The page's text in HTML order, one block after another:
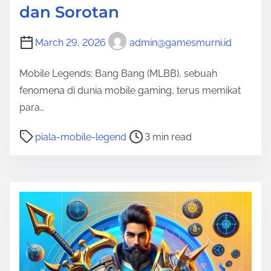
dan Sorotan
March 29, 2026 admin@gamesmurni.id
Mobile Legends: Bang Bang (MLBB), sebuah
fenomena di dunia mobile gaming, terus memikat
para…
piala-mobile-legend
P
3 min read